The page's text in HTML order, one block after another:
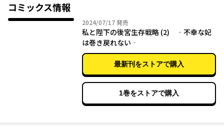
コミックス情報
2024/07/172024年07月17日
発売
私と陛下の後宮生存戦略 (2) ‐不幸な妃
は巻き戻れない‐
最新刊をストアで購入
1巻をストアで購入